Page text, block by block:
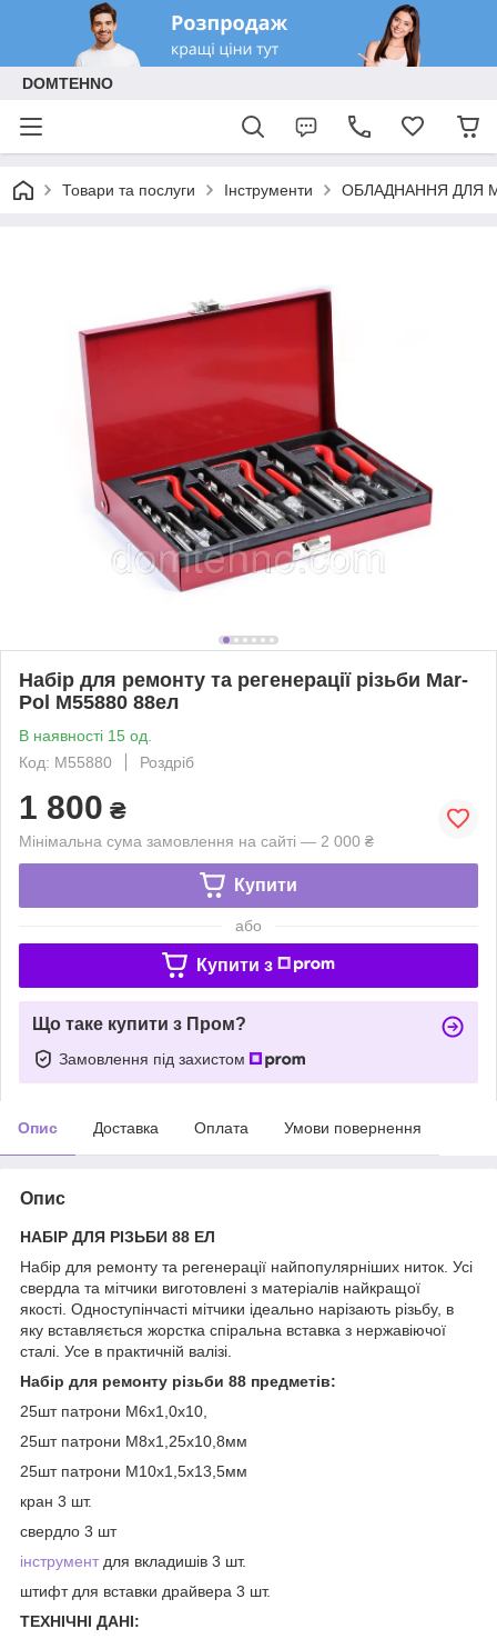
DOMTEHNO
Товари та послуги Інструменти ОБЛАДНАННЯ ДЛЯ
Набір для ремонту та регенерації різьби Mar-
Pol M55880 88ел
В наявності 15 од.
Код: M55880
Роздріб
1 800 ₴
Мінімальна сума замовлення на сайті — 2 000 ₴
Купити
або
Купити з
Що таке купити з Пром?
Замовлення під захистом
Опис Доставка Оплата Умови повернення
Опис
НАБІР ДЛЯ РІЗЬБИ 88 ЕЛ
Набір для ремонту та регенерації найпопулярніших ниток. Усі
свердла та мітчики виготовлені з матеріалів найкращої
якості. Одноступінчасті мітчики ідеально нарізають різьбу, в
яку вставляється жорстка спіральна вставка з нержавіючої
сталі. Усе в практичній валізі.
Набір для ремонту різьби 88 предметів:
25шт патрони М6х1,0х10,
25шт патрони М8х1,25х10,8мм
25шт патрони М10х1,5х13,5мм
кран 3 шт.
свердло 3 шт
інструмент для вкладишів 3 шт.
штифт для вставки драйвера 3 шт.
ТЕХНІЧНІ ДАНІ: